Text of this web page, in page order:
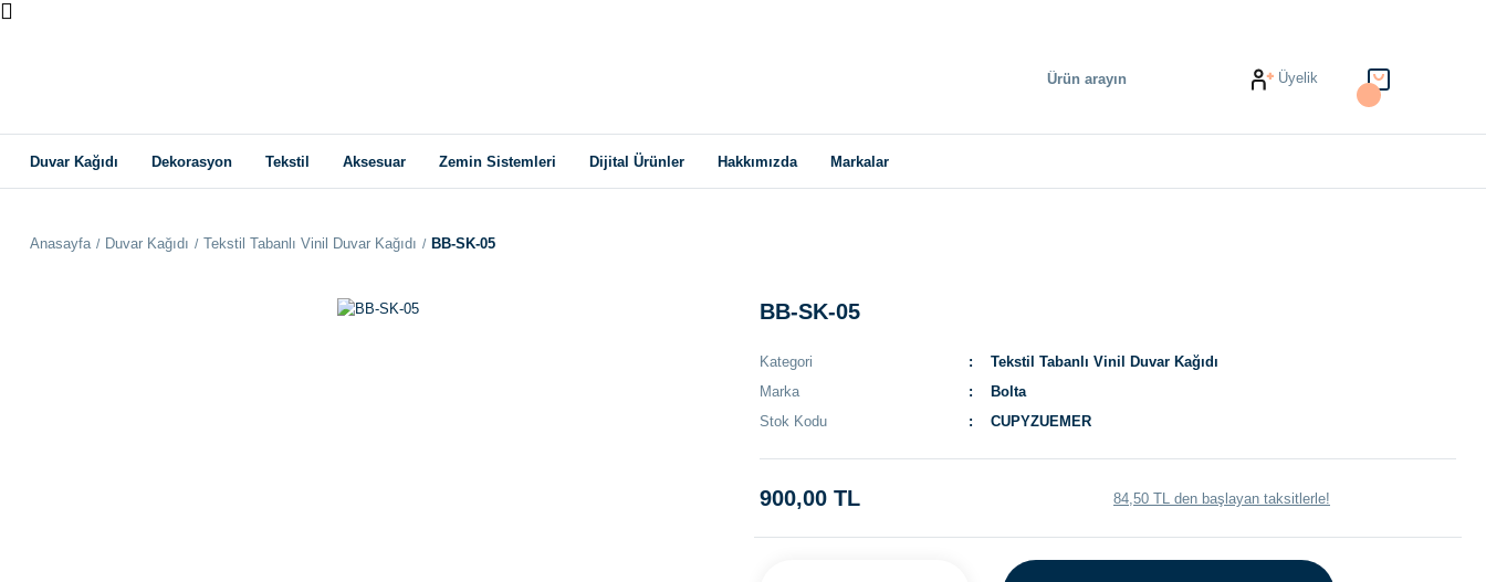
Üyelik
Duvar Kağıdı Dekorasyon Tekstil Aksesuar Zemin Sistemleri Dijital Ürünler Hakkımızda Markalar
Anasayfa Duvar Kağıdı Tekstil Tabanlı Vinil Duvar Kağıdı BB-SK-05
BB-SK-05
Kategori
Tekstil Tabanlı Vinil Duvar Kağıdı
Marka
Bolta
Stok Kodu
CUPYZUEMER
900,00 TL 84,50 TL den başlayan taksitlerle!